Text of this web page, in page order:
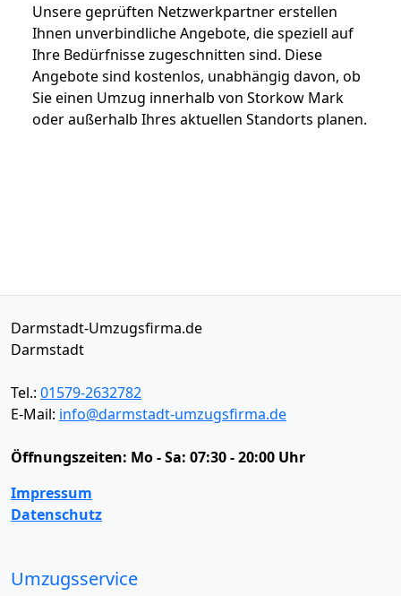
Unsere geprüften Netzwerkpartner erstellen
Ihnen unverbindliche Angebote, die speziell auf
Ihre Bedürfnisse zugeschnitten sind. Diese
Angebote sind kostenlos, unabhängig davon, ob
Sie einen Umzug innerhalb von Storkow Mark
oder außerhalb Ihres aktuellen Standorts planen.
Darmstadt-Umzugsfirma.de
Darmstadt
Tel.: 01579-2632782
E-Mail: info@darmstadt-umzugsfirma.de
Öffnungszeiten: Mo - Sa: 07:30 - 20:00 Uhr
Impressum
Datenschutz
Umzugsservice